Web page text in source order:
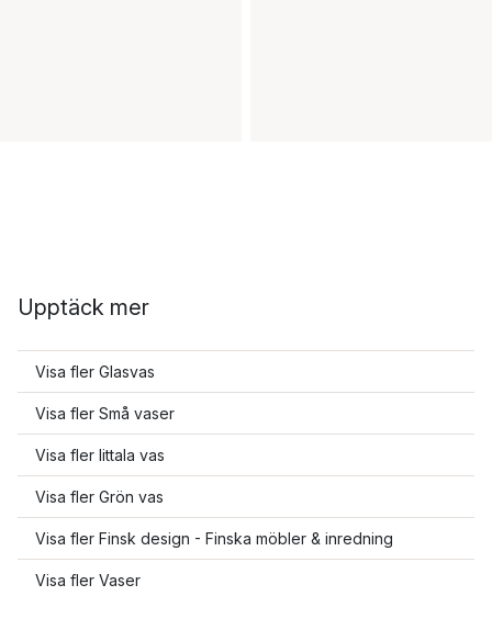
Upptäck mer
Visa fler Glasvas
Visa fler Små vaser
Visa fler Iittala vas
Visa fler Grön vas
Visa fler Finsk design - Finska möbler & inredning
Visa fler Vaser